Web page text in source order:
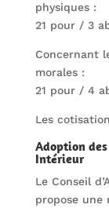
physiques :
21 pour / 3
Concernant
morales :
21 pour / 4
Les
Adoption
Intérieur
Le Conseil
propose une